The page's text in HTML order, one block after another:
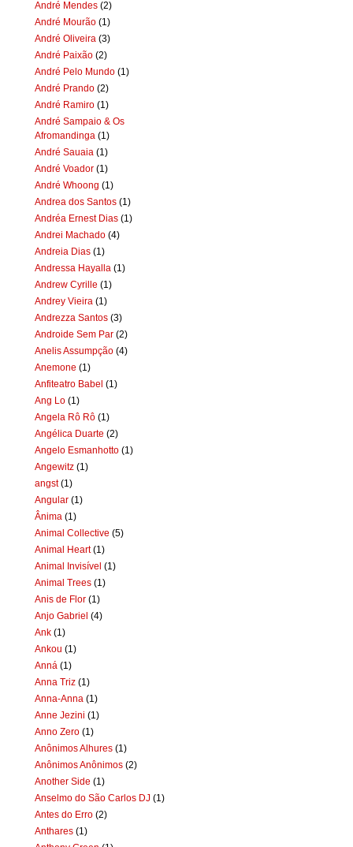
André Mendes (2)
André Mourão (1)
André Oliveira (3)
André Paixão (2)
André Pelo Mundo (1)
André Prando (2)
André Ramiro (1)
André Sampaio & Os
Afromandinga (1)
André Sauaia (1)
André Voador (1)
André Whoong (1)
Andrea dos Santos (1)
Andréa Ernest Dias (1)
Andrei Machado (4)
Andreia Dias (1)
Andressa Hayalla (1)
Andrew Cyrille (1)
Andrey Vieira (1)
Andrezza Santos (3)
Androide Sem Par (2)
Anelis Assumpção (4)
Anemone (1)
Anfiteatro Babel (1)
Ang Lo (1)
Angela Rô Rô (1)
Angélica Duarte (2)
Angelo Esmanhotto (1)
Angewitz (1)
angst (1)
Angular (1)
Ânima (1)
Animal Collective (5)
Animal Heart (1)
Animal Invisível (1)
Animal Trees (1)
Anis de Flor (1)
Anjo Gabriel (4)
Ank (1)
Ankou (1)
Anná (1)
Anna Triz (1)
Anna-Anna (1)
Anne Jezini (1)
Anno Zero (1)
Anônimos Alhures (1)
Anônimos Anônimos (2)
Another Side (1)
Anselmo do São Carlos DJ (1)
Antes do Erro (2)
Anthares (1)